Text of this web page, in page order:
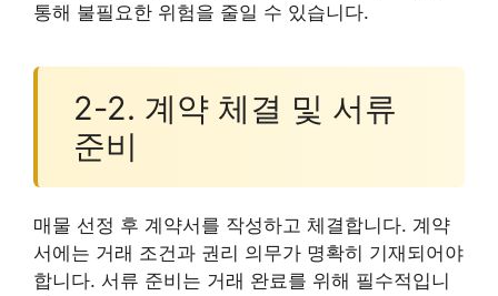
통해 불필요한 위험을 줄일 수 있습니다.
2-2. 계약 체결 및 서류
준비
매물 선정 후 계약서를 작성하고 체결합니다. 계약
서에는 거래 조건과 권리 의무가 명확히 기재되어야
합니다. 서류 준비는 거래 완료를 위해 필수적입니